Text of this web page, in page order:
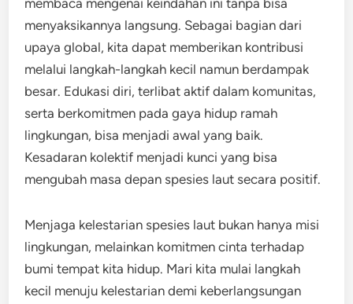
membaca mengenai keindahan ini tanpa bisa
menyaksikannya langsung. Sebagai bagian dari
upaya global, kita dapat memberikan kontribusi
melalui langkah-langkah kecil namun berdampak
besar. Edukasi diri, terlibat aktif dalam komunitas,
serta berkomitmen pada gaya hidup ramah
lingkungan, bisa menjadi awal yang baik.
Kesadaran kolektif menjadi kunci yang bisa
mengubah masa depan spesies laut secara positif.
Menjaga kelestarian spesies laut bukan hanya misi
lingkungan, melainkan komitmen cinta terhadap
bumi tempat kita hidup. Mari kita mulai langkah
kecil menuju kelestarian demi keberlangsungan